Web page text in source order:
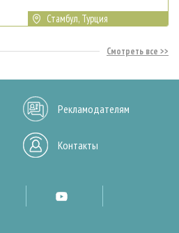
Стамбул, Турция
Смотреть все
Рекламодателям
Контакты